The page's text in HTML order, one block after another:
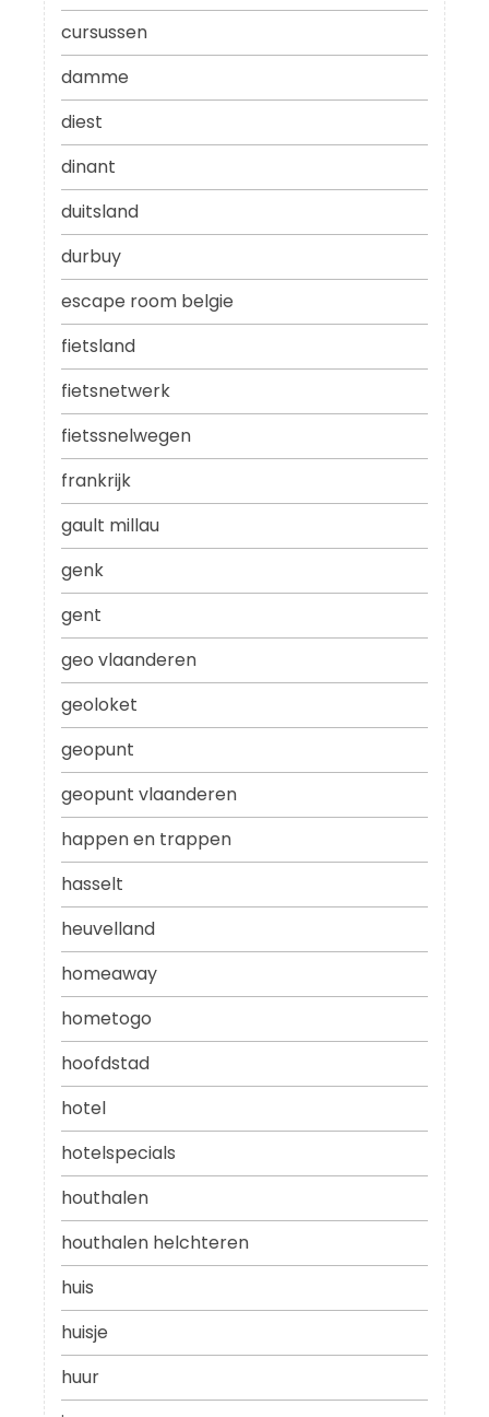
cursussen
damme
diest
dinant
duitsland
durbuy
escape room belgie
fietsland
fietsnetwerk
fietssnelwegen
frankrijk
gault millau
genk
gent
geo vlaanderen
geoloket
geopunt
geopunt vlaanderen
happen en trappen
hasselt
heuvelland
homeaway
hometogo
hoofdstad
hotel
hotelspecials
houthalen
houthalen helchteren
huis
huisje
huur